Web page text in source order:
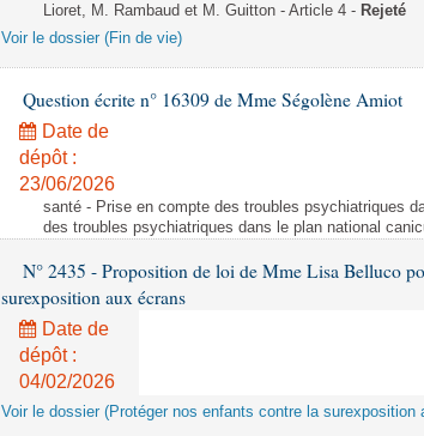
Lioret, M. Rambaud et M. Guitton - Article 4 - Rejeté
Voir le dossier (Fin de vie)
Question écrite n° 16309 de Mme Ségolène Amiot
Date de
dépôt :
23/06/2026
santé - Prise en compte des troubles psychiatriques
des troubles psychiatriques dans le plan national
N° 2435 - Proposition de loi de Mme Lisa Belluco
surexposition aux écrans
Date de
dépôt :
04/02/2026
Voir le dossier (Protéger nos enfants contre la surexposition